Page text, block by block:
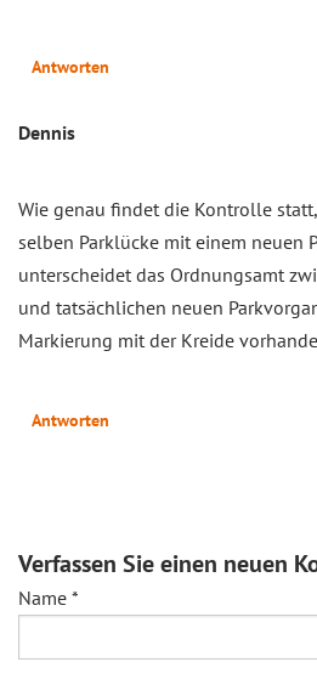
Antworten
Dennis
Wie genau findet die Kontrolle
selben Parklücke mit einem neuen
unterscheidet das Ordnungsamt
und tatsächlichen neuen
Markierung mit der Kreide
Antworten
Verfassen Sie einen neuen
Name *